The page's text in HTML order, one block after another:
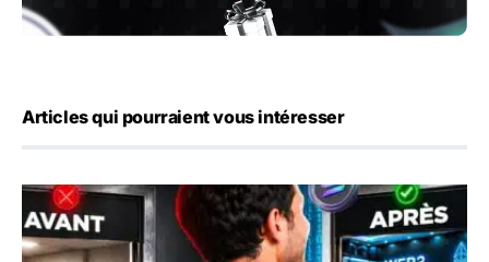
Articles qui pourraient vous intéresser
Alyra : comment se former en blockchain et IA, et